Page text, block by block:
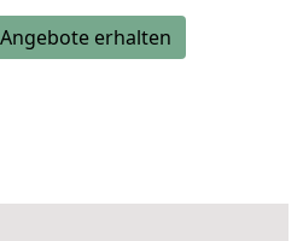
erhalten